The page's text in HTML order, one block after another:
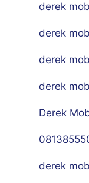
derek
derek
derek
derek
Derek
derek